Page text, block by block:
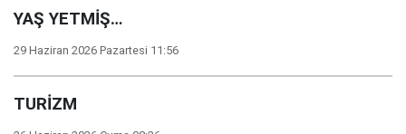
YAŞ YETMİŞ…
29 Haziran 2026 Pazartesi 11:56
TURİZM